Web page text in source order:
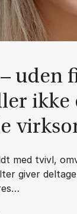
uden
med tvivl,
giver